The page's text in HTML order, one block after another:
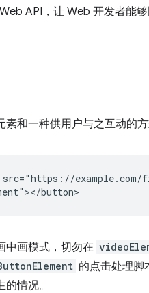
API，让 Web 开发者能
和一种供用户与之互动的方
example.com/
中画模式，切勿在
的点击处理脚
情况。